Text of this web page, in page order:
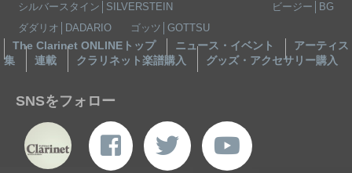
シルバースタイン│SILVERSTEIN
ビージー│BG
ダダリオ│DADARIO
ゴッツ│GOTTSU
The Clarinet ONLINEトップ ニュース・イベント
アーティ
集
連載 クラリネット楽譜購入 グッズ・アクセサリー購入
SNSをフォロー